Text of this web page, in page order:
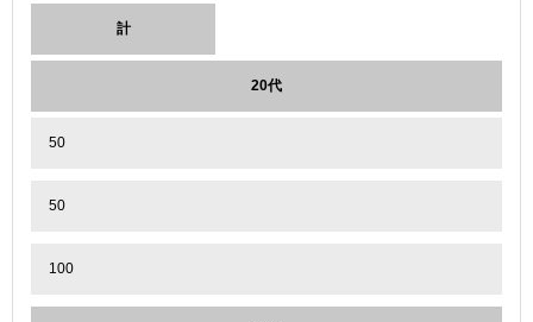
計
20代
50
50
100